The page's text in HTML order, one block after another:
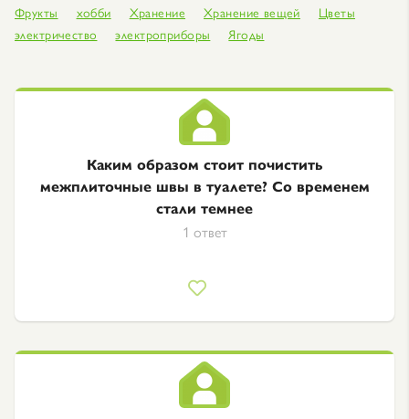
Фрукты
хобби Хранение Хранение вещей
Цветы
электричество
электроприборы Ягоды
Каким образом стоит почистить
межплиточные швы в туалете? Со временем
стали темнее
1 ответ